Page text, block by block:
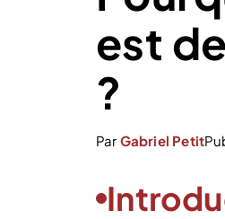
est
?
Par Gabriel Petit